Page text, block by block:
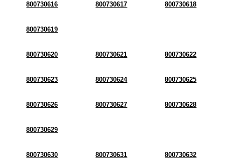
800730616 800730617 800730618
800730619
800730620 800730621 800730622
800730623 800730624 800730625
800730626 800730627 800730628
800730629
800730630 800730631 800730632